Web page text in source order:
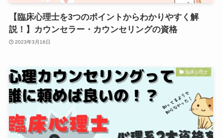
【臨床心理士を3つのポイントからわかりやすく解
説！】カウンセラー・カウンセリングの資格
2023年3月16日
臨床心理士